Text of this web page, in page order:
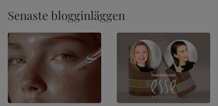
Senaste blogginläggen